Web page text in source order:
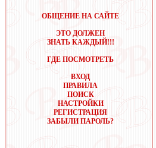
ОБЩЕНИЕ НА САЙТЕ
ЭТО ДОЛЖЕН
ЗНАТЬ КАЖДЫЙ!!!
ГДЕ ПОСМОТРЕТЬ
ВХОД
ПРАВИЛА
ПОИСК
НАСТРОЙКИ
РЕГИСТРАЦИЯ
ЗАБЫЛИ ПАРОЛЬ?